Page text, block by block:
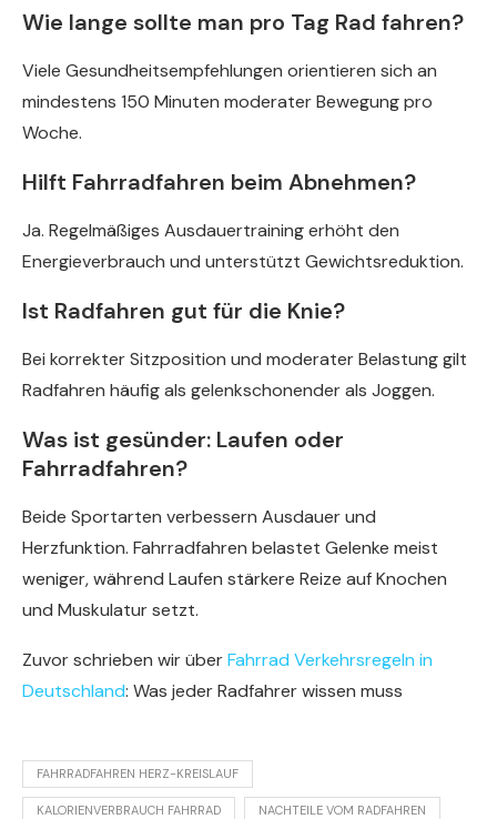
Wie lange sollte man pro Tag Rad fahren?
Viele Gesundheitsempfehlungen orientieren sich an
mindestens 150 Minuten moderater Bewegung pro
Woche.
Hilft Fahrradfahren beim Abnehmen?
Ja. Regelmäßiges Ausdauertraining erhöht den
Energieverbrauch und unterstützt Gewichtsreduktion.
Ist Radfahren gut für die Knie?
Bei korrekter Sitzposition und moderater Belastung gilt
Radfahren häufig als gelenkschonender als Joggen.
Was ist gesünder: Laufen oder
Fahrradfahren?
Beide Sportarten verbessern Ausdauer und
Herzfunktion. Fahrradfahren belastet Gelenke meist
weniger, während Laufen stärkere Reize auf Knochen
und Muskulatur setzt.
Zuvor schrieben wir überFahrrad Verkehrsregeln in
Deutschland: Was jeder Radfahrer wissen muss
FAHRRADFAHREN HERZ-KREISLAUF
KALORIENVERBRAUCH FAHRRAD NACHTEILE VOM RADFAHREN